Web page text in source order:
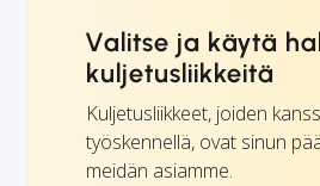
Valitse ja käytä
kuljetusliikkeitä
Kuljetusliikkeet, joiden
työskennellä, ovat sinun
meidän asiamme.